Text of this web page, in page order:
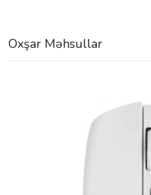
Oxşar Məhsullar